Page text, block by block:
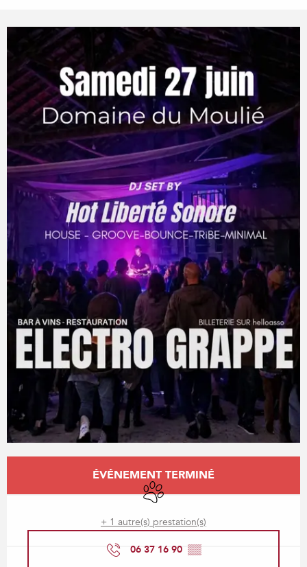
Ouverture et coordonnées
ÉVÉNEMENT TERMINÉ
Animaux acceptés
+ 1 autre(s) prestation(s)
06 37 16 90 ▒▒